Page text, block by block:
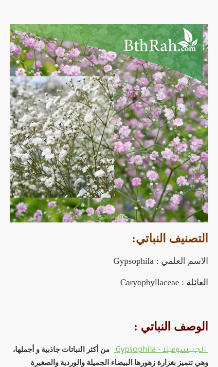
التصنيف النباتي:
الاسم العلمي : Gypsophila
العائلة : Caryophyllaceae
الوصف النباتي :
الجيبسوفيلا - Gypsophila
من أكثر النباتات جاذبية و أجملها،
وهي تتميز بغزارة زهورها البيضاء الجميلة والوردية والصغيرة